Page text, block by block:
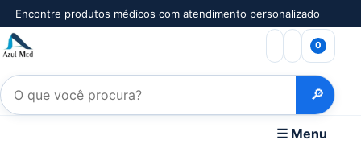
Pular para o conteúdo
Encontre produtos médicos com atendimento personalizado
Pesquisar produtos
🔎
0
☰ Menu